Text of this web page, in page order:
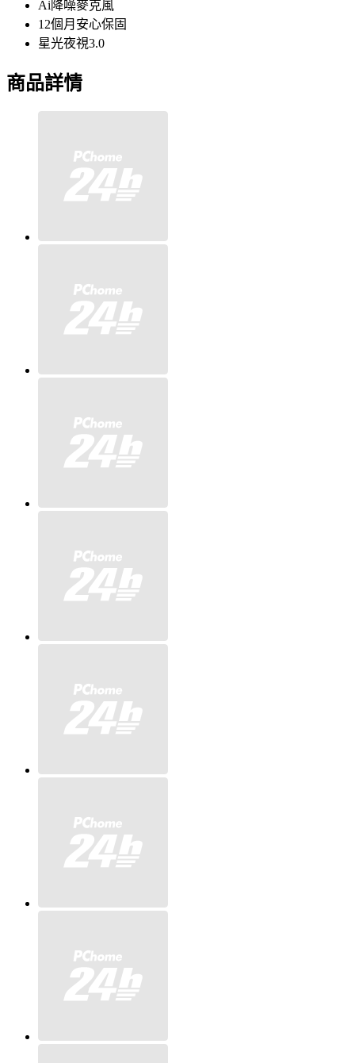
Ai降噪麥克風
12個月安心保固
星光夜視3.0
商品詳情